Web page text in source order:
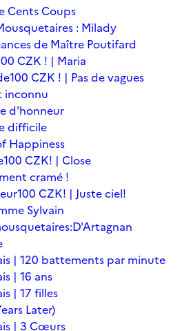
Cents Coups
: Milady
de Maître Poutifard
CZK ! | Maria
100 CZK ! | Pas de vagues
inconnu
d'honneur
difficile
Happiness
100 CZK! | Close
cramé !
100 CZK! | Juste ciel!
Sylvain
| 120 battements par minute
| 16 ans
| 17 filles
Later)
| 3 Cœurs